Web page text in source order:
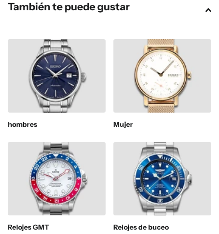
También te puede gustar
hombres Mujer
Relojes GMT Relojes de buceo